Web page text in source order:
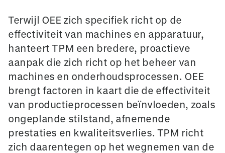
Terwijl OEE zich specifiek richt op de
effectiviteit van machines en apparatuur,
hanteert TPM een bredere, proactieve
aanpak die zich richt op het beheer van
machines en onderhoudsprocessen. OEE
brengt factoren in kaart die de effectiviteit
van productieprocessen beïnvloeden, zoals
ongeplande stilstand, afnemende
prestaties en kwaliteitsverlies. TPM richt
zich daarentegen op het wegnemen van de